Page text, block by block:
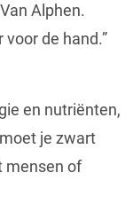
Alphen.
de hand.”
en nutriënten,
je zwart
mensen of